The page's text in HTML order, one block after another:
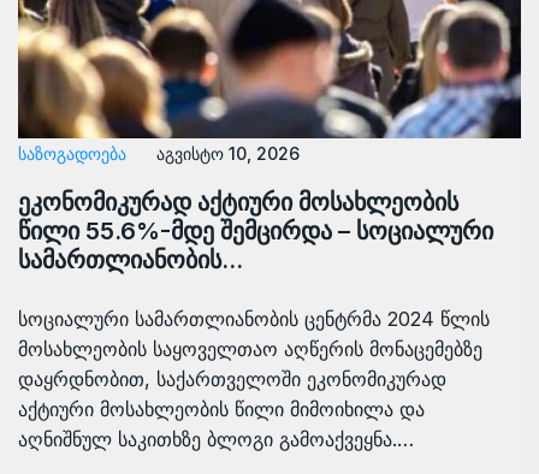
ᲡᲐᲖᲝᲒᲐᲓᲝᲔᲑᲐ აგვისტო 10, 2026
ეკონომიკურად აქტიური მოსახლეობის
წილი 55.6%-მდე შემცირდა – სოციალური
სამართლიანობის…
სოციალური სამართლიანობის ცენტრმა 2024 წლის
მოსახლეობის საყოველთაო აღწერის მონაცემებზე
დაყრდნობით, საქართველოში ეკონომიკურად
აქტიური მოსახლეობის წილი მიმოიხილა და
აღნიშნულ საკითხზე ბლოგი გამოაქვეყნა.…